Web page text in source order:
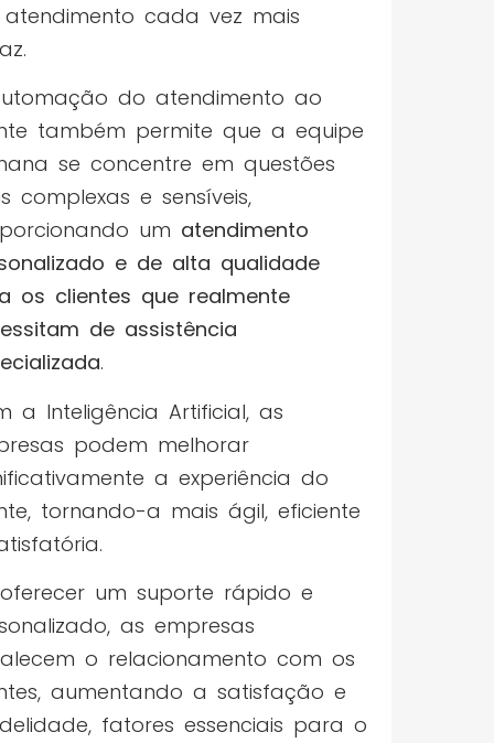
cada vez mais
do atendimento ao
também permite que a equipe
se concentre em questões
complexas e sensíveis,
um atendimento
e de alta qualidade
os clientes que realmente
de assistência
.
a Inteligência Artificial, as
podem melhorar
a experiência do
tornando-a mais ágil, eficiente
um suporte rápido e
as empresas
o relacionamento com os
aumentando a satisfação e
fatores essenciais para o